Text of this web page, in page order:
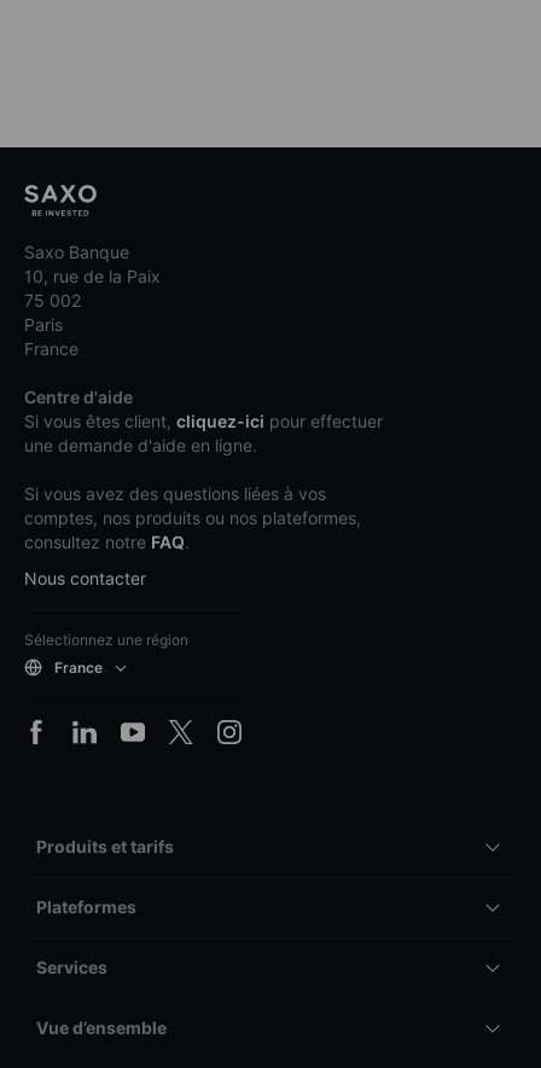
Saxo Banque
10, rue de la Paix
75 002
Paris
France
Centre d'aide
Si vous êtes client, cliquez-ici pour effectuer
une demande d'aide en ligne.
Si vous avez des questions liées à vos
comptes, nos produits ou nos plateformes,
consultez notre FAQ.
Nous contacter
Sélectionnez une région
France
Produits et tarifs
Plateformes
Services
Vue d’ensemble